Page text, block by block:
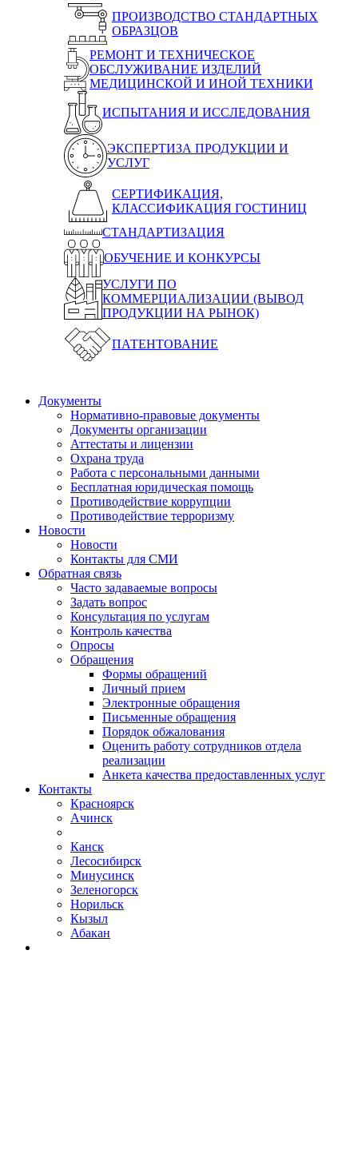
ПРОИЗВОДСТВО СТАНДАРТНЫХ
ОБРАЗЦОВ
РЕМОНТ И ТЕХНИЧЕСКОЕ
ОБСЛУЖИВАНИЕ ИЗДЕЛИЙ
МЕДИЦИНСКОЙ И ИНОЙ ТЕХНИКИ
ИСПЫТАНИЯ И ИССЛЕДОВАНИЯ
ЭКСПЕРТИЗА ПРОДУКЦИИ И
УСЛУГ
СЕРТИФИКАЦИЯ,
КЛАССИФИКАЦИЯ ГОСТИНИЦ
СТАНДАРТИЗАЦИЯ
ОБУЧЕНИЕ И КОНКУРСЫ
УСЛУГИ ПО
КОММЕРЦИАЛИЗАЦИИ (ВЫВОД
ПРОДУКЦИИ НА РЫНОК)
ПАТЕНТОВАНИЕ
Документы
Нормативно-правовые документы
Документы организации
Аттестаты и лицензии
Охрана труда
Работа с персональными данными
Бесплатная юридическая помощь
Противодействие коррупции
Противодействие терроризму
Новости
Новости
Контакты для СМИ
Обратная связь
Часто задаваемые вопросы
Задать вопрос
Консультация по услугам
Контроль качества
Опросы
Обращения
Формы обращений
Личный прием
Электронные обращения
Письменные обращения
Порядок обжалования
Оценить работу сотрудников отдела
реализации
Анкета качества предоставленных услуг
Контакты
Красноярск
Ачинск
Канск
Лесосибирск
Минусинск
Зеленогорск
Норильск
Кызыл
Абакан